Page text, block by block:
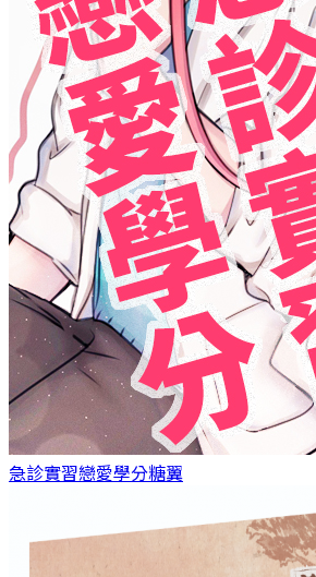
急診實習戀愛學分糖翼